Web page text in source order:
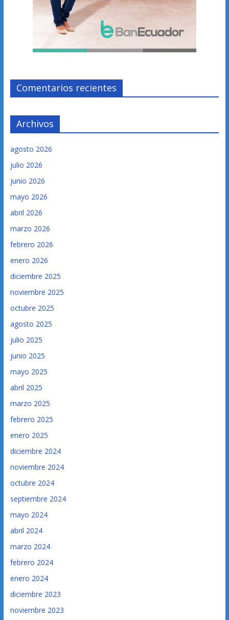
Comentarios recientes
Archivos
agosto 2026
julio 2026
junio 2026
mayo 2026
abril 2026
marzo 2026
febrero 2026
enero 2026
diciembre 2025
noviembre 2025
octubre 2025
agosto 2025
julio 2025
junio 2025
mayo 2025
abril 2025
marzo 2025
febrero 2025
enero 2025
diciembre 2024
noviembre 2024
octubre 2024
septiembre 2024
mayo 2024
abril 2024
marzo 2024
febrero 2024
enero 2024
diciembre 2023
noviembre 2023